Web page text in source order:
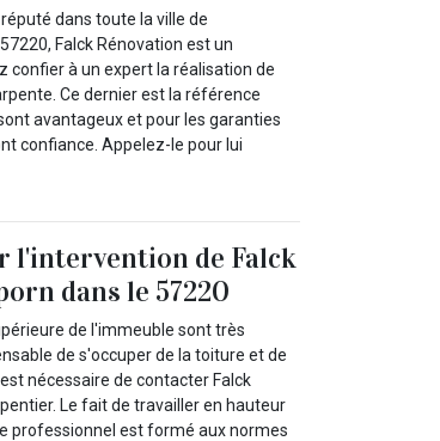
dans toute la ville de
Falck Rénovation est un
confier à un expert la réalisation de
Ce dernier est la référence
avantageux et pour les garanties
confiance. Appelez-le pour lui
l'intervention de Falck
dans le 57220
de l'immeuble sont très
de s'occuper de la toiture et de
nécessaire de contacter Falck
Le fait de travailler en hauteur
professionnel est formé aux normes